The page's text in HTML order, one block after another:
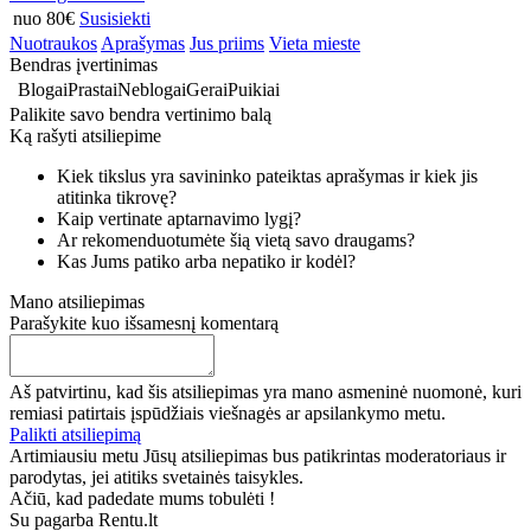
nuo 80€ Susisiekti
Nuotraukos Aprašymas Jus priims Vieta mieste
Bendras įvertinimas
BlogaiPrastaiNeblogaiGeraiPuikiai
Palikite savo bendra vertinimo balą
Ką rašyti atsiliepime
Kiek tikslus yra savininko pateiktas aprašymas ir kiek jis
atitinka tikrovę?
Kaip vertinate aptarnavimo lygį?
Ar rekomenduotumėte šią vietą savo draugams?
Kas Jums patiko arba nepatiko ir kodėl?
Mano atsiliepimas
Parašykite kuo išsamesnį komentarą
Aš patvirtinu, kad šis atsiliepimas yra mano asmeninė nuomonė, kuri
remiasi patirtais įspūdžiais viešnagės ar apsilankymo metu.
Palikti atsiliepimą
Artimiausiu metu Jūsų atsiliepimas bus patikrintas moderatoriaus ir
parodytas, jei atitiks svetainės taisykles.
Ačiū, kad padedate mums tobulėti !
Su pagarba Rentu.lt